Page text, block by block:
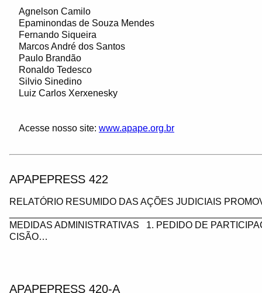
Agnelson Camilo
Epaminondas de Souza Mendes
Fernando Siqueira
Marcos André dos Santos
Paulo Brandão
Ronaldo Tedesco
Silvio Sinedino
Luiz Carlos Xerxenesky
Acesse nosso site: www.apape.org.br
APAPEPRESS 422
RELATÓRIO RESUMIDO DAS AÇÕES JUDICIAIS
MEDIDAS ADMINISTRATIVAS 1. PEDIDO DE
CISÃO…
APAPEPRESS 420-A